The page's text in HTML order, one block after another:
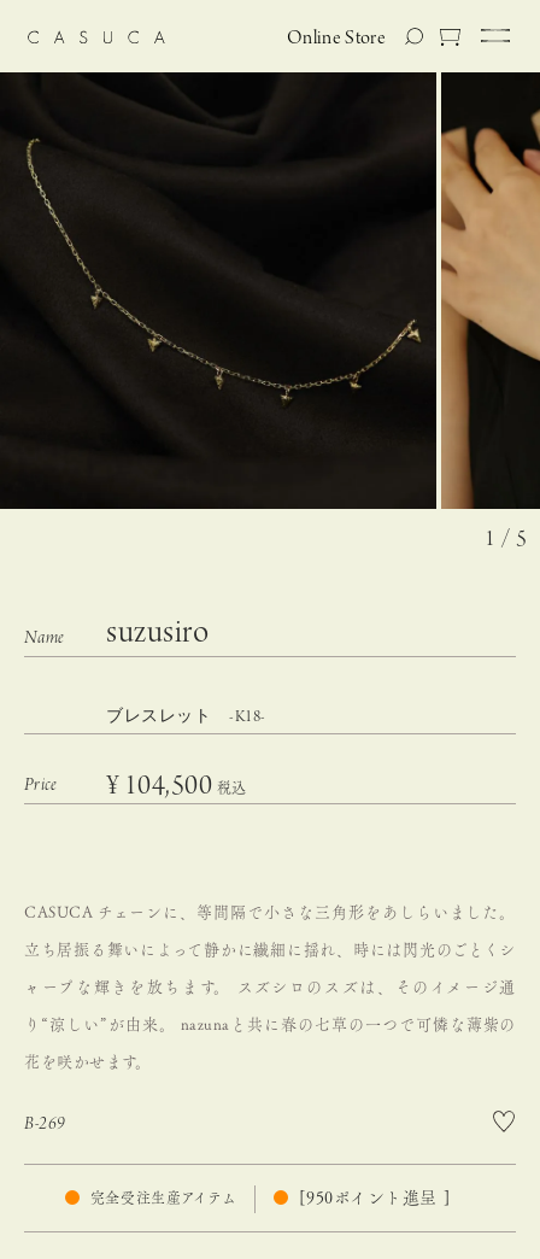
Online Store
1 / 5
suzusiro
ブレスレット -K18-
¥ 104,500 税込
CASUCA チェーンに、等間隔で小さな三角形をあしらいました。
立ち居振る舞いによって静かに繊細に揺れ、時には閃光のごとくシ
ャープな輝きを放ちます。 スズシロのスズは、そのイメージ通
り“涼しい”が由来。 nazunaと共に春の七草の一つで可憐な薄紫の
花を咲かせます。
B-269
完全受注生産アイテム 950 ポイント進呈 ]